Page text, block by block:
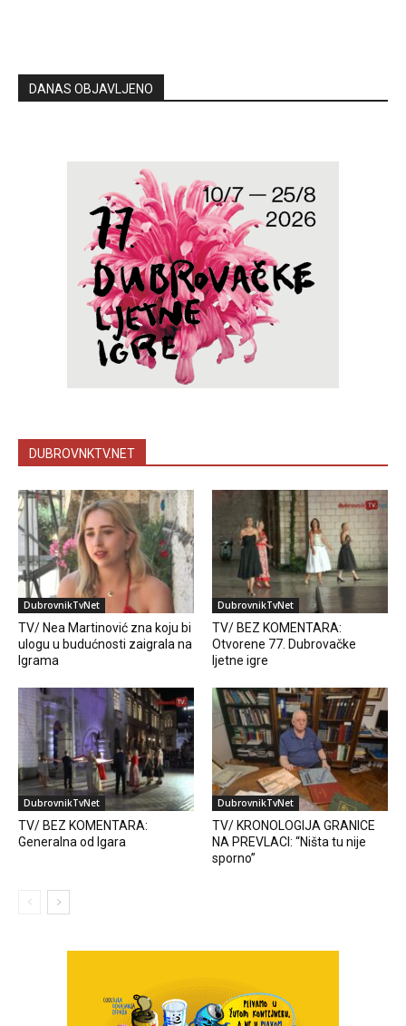
DANAS OBJAVLJENO
DUBROVNKTV.NET
DubrovnikTvNet
TV/ Nea Martinović zna koju bi
ulogu u budućnosti zaigrala na
Igrama
DubrovnikTvNet
TV/ BEZ KOMENTARA:
Otvorene 77. Dubrovačke
ljetne igre
DubrovnikTvNet
TV/ BEZ KOMENTARA:
Generalna od Igara
DubrovnikTvNet
TV/ KRONOLOGIJA GRANICE
NA PREVLACI: “Ništa tu nije
sporno”